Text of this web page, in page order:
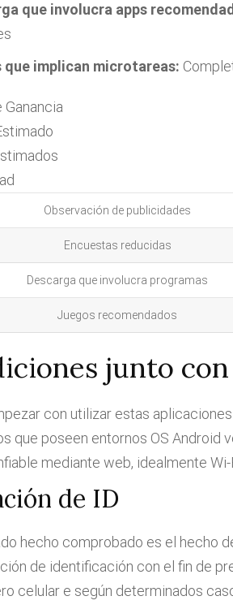
que involucra apps
que implican microtareas:
Ganancia
Observación de publicidades
Encuestas reducidas
Descarga que involucra programas
Juegos recomendados
junto
con utilizar estas
que poseen entornos OS Android
mediante web, idealmente
de ID
hecho comprobado es el hecho
de identificación con el fin de
celular e según determinados